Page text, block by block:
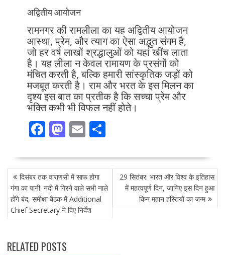
अद्वितीय आयोजन
रामनगर की रामलीला का यह अद्वितीय आयोजन
आस्था, प्रेम, और त्याग का ऐसा अद्भुत संगम है,
जो हर वर्ष लाखों श्रद्धालुओं को यहां खींच लाता
है। यह लीला न केवल रामायण के प्रसंगों को
मंचित करती है, बल्कि हमारी सांस्कृतिक जड़ों को
मजबूत करती है। राम और भरत के इस मिलन का
दृश्य इस बात का प्रतीक है कि सच्चा प्रेम और
भक्ति कभी भी विफल नहीं होते।
F
e
b
o
o
k
M
to
d
o
n
E
ai
l
S
ar
POST
NAVIGATION
दिसंबर तक वाराणसी में साफ होगा
गंगा का पानी: नदी में गिरने वाले सभी नाले
होंगे बंद, समीक्षा बैठक में Additional
Chief Secretary ने दिए निर्देश
29 सितंबर: भारत और विश्व के इतिहास
में महत्वपूर्ण दिन, जानिए इस दिन हुआ
किन महान हस्तियों का जन्म
RELATED POSTS